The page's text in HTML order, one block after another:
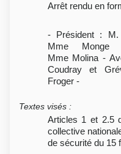
Arrêt rendu en
- Président : M.
Mme
Mme Molina -
Coudray et
Froger -
Textes visés :
Articles 1 et 2.5
collective
de sécurité du 15